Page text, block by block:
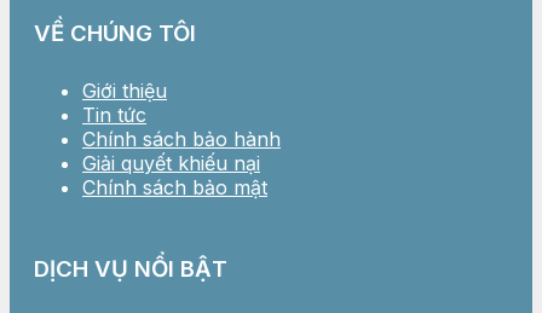
VỀ CHÚNG TÔI
Giới thiệu
Tin tức
Chính sách bảo hành
Giải quyết khiếu nại
Chính sách bảo mật
DỊCH VỤ NỔI BẬT